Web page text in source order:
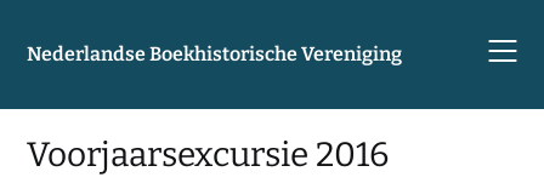
Nederlandse Boekhistorische Vereniging
Voorjaarsexcursie 2016